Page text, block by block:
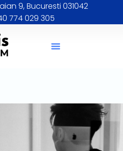
9, Bucuresti 031042
774 029 305